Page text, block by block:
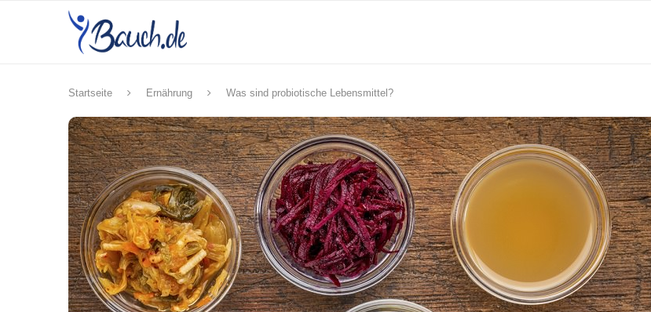
Startseite Ernährung Was sind probiotische Lebensmittel?